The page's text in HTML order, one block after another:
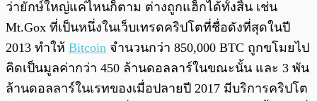
ว่ายักษ์ใหญ่แค่ไหนก็ตาม ต่างถูกแฮ็กได้ทั้งสิ้น เช่น
Mt.Gox ที่เป็นหนึ่งในเว็บเทรดคริปโตที่ชื่อดังที่สุดในปี
2013 ทำให้ Bitcoin จำนวนกว่า 850,000 BTC ถูกขโมยไป
คิดเป็นมูลค่ากว่า 450 ล้านดอลลาร์ในขณะนั้น และ 3 พัน
ล้านดอลลาร์ในเรทของเมื่อปลายปี 2017 มีบริการคริปโต